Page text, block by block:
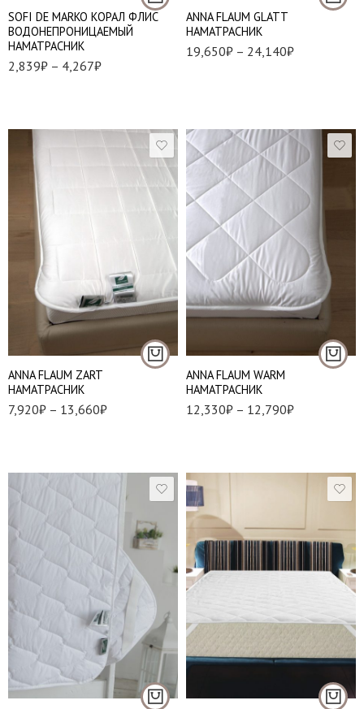
SOFI DE MARKO КОРАЛ ФЛИС
ВОДОНЕПРОНИЦАЕМЫЙ
НАМАТРАСНИК
2,839₽ – 4,267₽
ANNA FLAUM GLATT
НАМАТРАСНИК
19,650₽ – 24,140₽
ANNA FLAUM ZART
НАМАТРАСНИК
7,920₽ – 13,660₽
140*200 см.
160*200 см.
180*200 см.
ANNA FLAUM WARM
НАМАТРАСНИК
12,330₽ – 12,790₽
140*200 см.
160*200 см.
120*200 см.
140*200 см.
160*200 см.
180*200 см.
140*200 см
160*200 см